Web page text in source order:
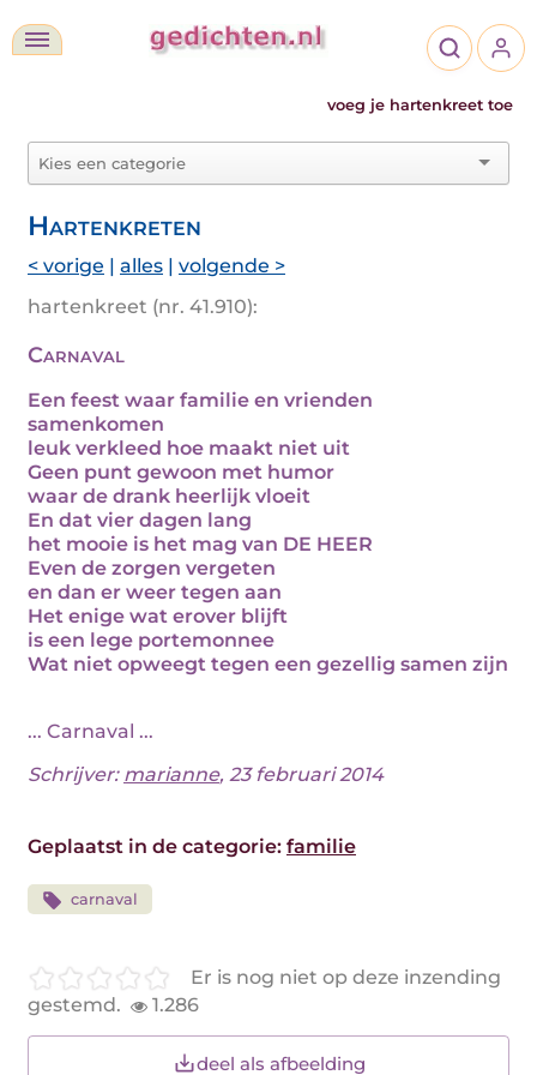
voeg je hartenkreet toe
Hartenkreten
< vorige | alles | volgende >
hartenkreet (nr. 41.910):
Carnaval
Een feest waar familie en vrienden
samenkomen
leuk verkleed hoe maakt niet uit
Geen punt gewoon met humor
waar de drank heerlijk vloeit
En dat vier dagen lang
het mooie is het mag van DE HEER
Even de zorgen vergeten
en dan er weer tegen aan
Het enige wat erover blijft
is een lege portemonnee
Wat niet opweegt tegen een gezellig samen zijn
... Carnaval ...
Schrijver: marianne, 23 februari 2014
Geplaatst in de categorie: familie
carnaval
Er is nog niet op deze inzending
gestemd.
1.286
deel als afbeelding